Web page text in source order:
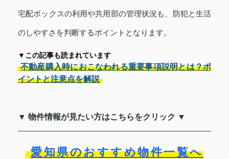
宅配ボックスの利用や共用部の管理状況も、防犯と生活
のしやすさを判断するポイントとなります。
▼この記事も読まれています
不動産購入時におこなわれる重要事項説明とは？ポ
イントと注意点を解説
▼ 物件情報が見たい方はこちらをクリック ▼
愛知県のおすすめ物件一覧へ